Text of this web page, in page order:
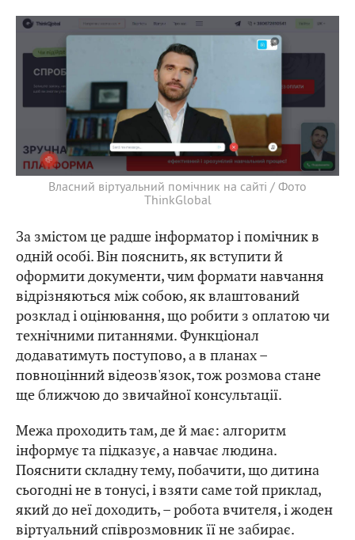
Власний віртуальний помічник на сайті / Фото
ThinkGlobal
За змістом це радше інформатор і помічник в
одній особі. Він пояснить, як вступити й
оформити документи, чим формати навчання
відрізняються між собою, як влаштований
розклад і оцінювання, що робити з оплатою чи
технічними питаннями. Функціонал
додаватимуть поступово, а в планах –
повноцінний відеозв'язок, тож розмова стане
ще ближчою до звичайної консультації.
Межа проходить там, де й має: алгоритм
інформує та підказує, а навчає людина.
Пояснити складну тему, побачити, що дитина
сьогодні не в тонусі, і взяти саме той приклад,
який до неї доходить, – робота вчителя, і жоден
віртуальний співрозмовник її не забирає.